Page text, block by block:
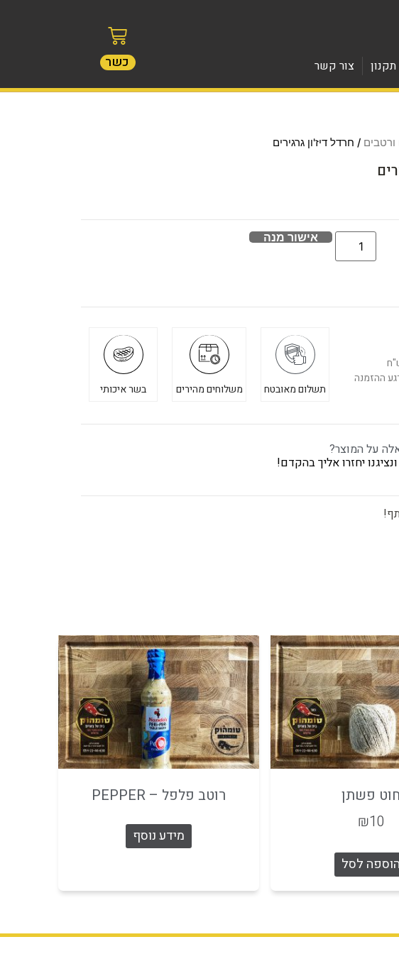
תקנון צור קשר כשר
ורטבים / חרדל דיז'ון גרגירים
אישור מנה
ההזמנה
תשלום מאובטח משלוחים מהירים בשר איכותי
על המוצר?
יחזרו אליך בהקדם!
חוט פשתן
₪10
הוספה לסל
רוטב פלפל – PEPPER
מידע נוסף